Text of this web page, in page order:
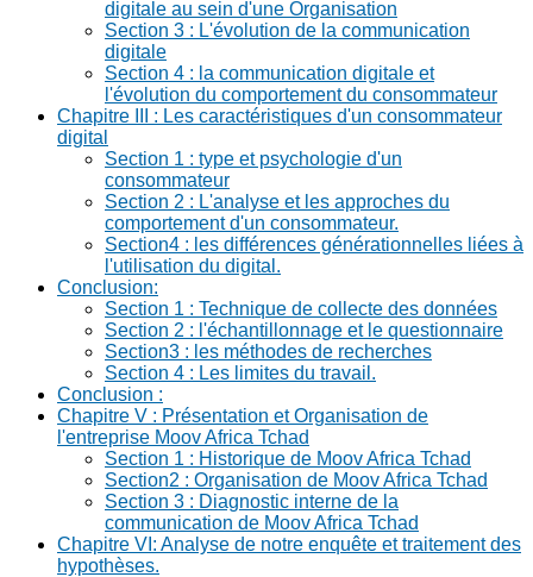
digitale au sein d'une Organisation
Section 3 : L'évolution de la communication
digitale
Section 4 : la communication digitale et
l'évolution du comportement du consommateur
Chapitre III : Les caractéristiques d'un consommateur
digital
Section 1 : type et psychologie d'un
consommateur
Section 2 : L'analyse et les approches du
comportement d'un consommateur.
Section4 : les différences générationnelles liées à
l'utilisation du digital.
Conclusion:
Section 1 : Technique de collecte des données
Section 2 : l'échantillonnage et le questionnaire
Section3 : les méthodes de recherches
Section 4 : Les limites du travail.
Conclusion :
Chapitre V : Présentation et Organisation de
l'entreprise Moov Africa Tchad
Section 1 : Historique de Moov Africa Tchad
Section2 : Organisation de Moov Africa Tchad
Section 3 : Diagnostic interne de la
communication de Moov Africa Tchad
Chapitre VI: Analyse de notre enquête et traitement des
hypothèses.